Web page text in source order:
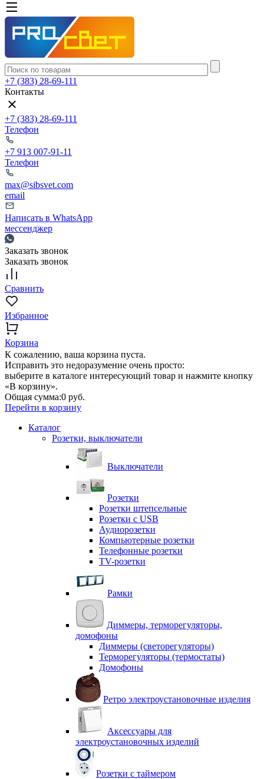
+7 (383) 28-69-111
Контакты
+7 (383) 28-69-111
Телефон
+7 913 007-91-11
Телефон
max@sibsvet.com
email
Написать в WhatsApp
мессенджер
Заказать звонок
Заказать звонок
Сравнить
Избранное
Корзина
К сожалению, ваша корзина пуста.
Исправить это недоразумение очень просто:
выберите в каталоге интересующий товар и нажмите кнопку
«В корзину».
Общая сумма:0 руб.
Перейти в корзину
Каталог
Розетки, выключатели
Выключатели
Розетки
Розетки штепсельные
Розетки с USB
Аудиорозетки
Компьютерные розетки
Телефонные розетки
TV-розетки
Рамки
Диммеры, терморегуляторы,
домофоны
Диммеры (светорегуляторы)
Терморегуляторы (термостаты)
Домофоны
Ретро электроустановочные изделия
Аксессуары для
электроустановочных изделий
Розетки с таймером